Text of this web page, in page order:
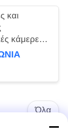
και
κάμερες
Όλα